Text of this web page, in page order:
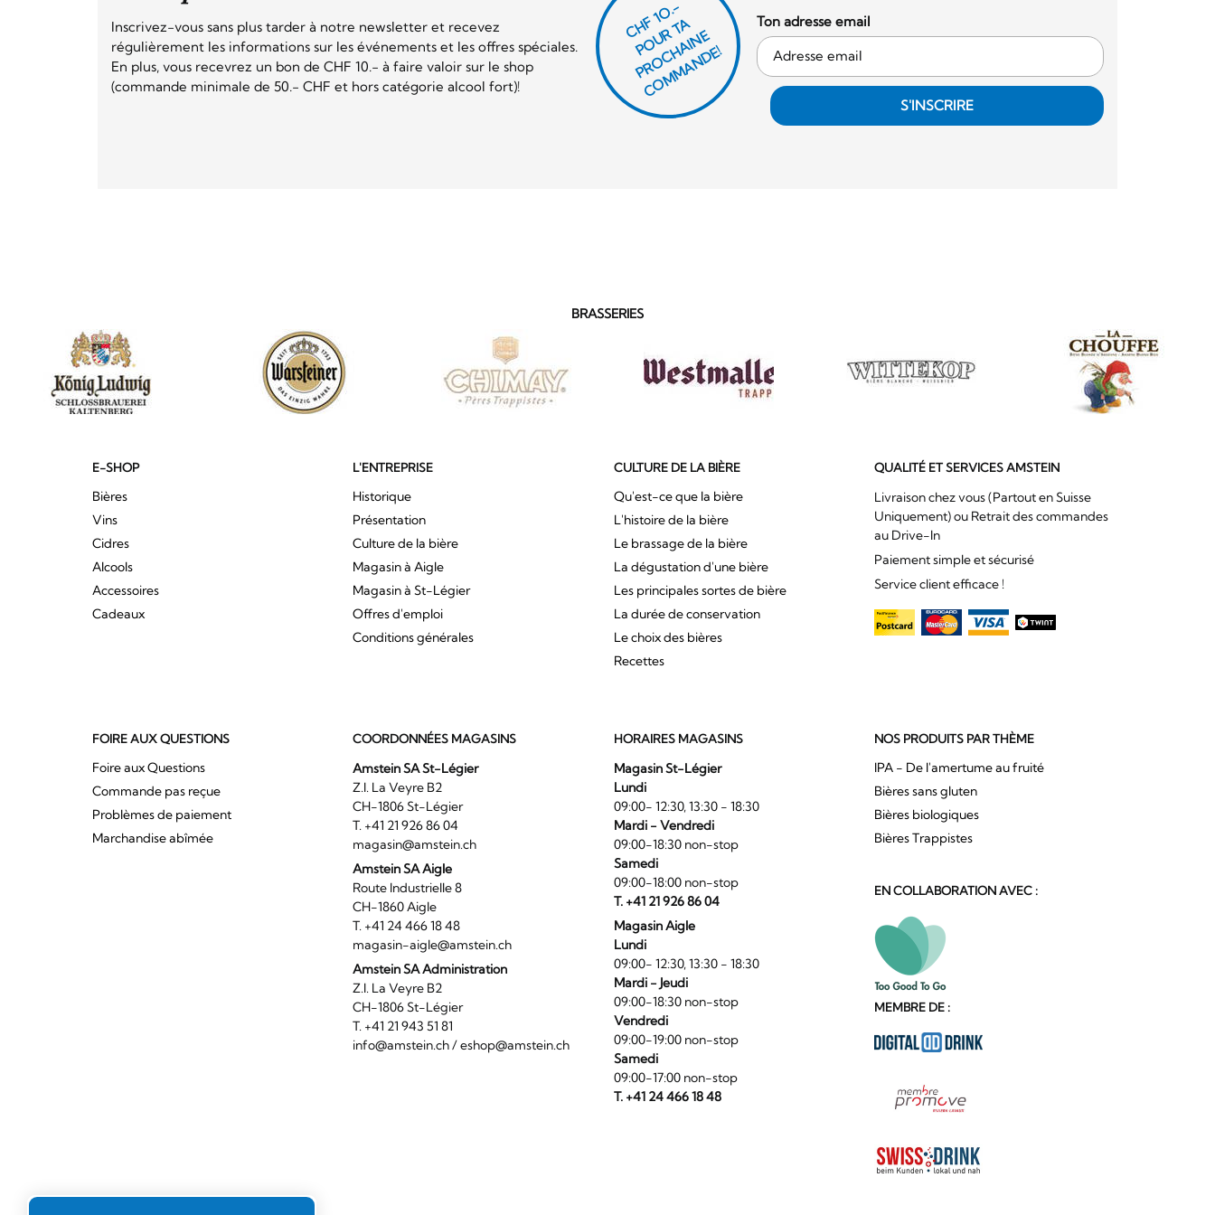
Inscrivez-vous sans plus tarder à notre newsletter et recevez
régulièrement les informations sur les événements et les offres spéciales.
En plus, vous recevrez un bon de CHF 10.- à faire valoir sur le shop
(commande minimale de 50.- CHF et hors catégorie alcool fort)!
CHF 1O.-
P
O
U
R
T
A
P
R
O
C
H
AI
N
E
C
O
M
M
A
N
D
E!
Ton adresse email
S'INSCRIRE
BRASSERIES
E-SHOP
Bières
Vins
Cidres
Alcools
Accessoires
Cadeaux
L'ENTREPRISE
Historique
Présentation
Culture de la bière
Magasin à Aigle
Magasin à St-Légier
Offres d'emploi
Conditions générales
CULTURE DE LA BIÈRE
Qu'est-ce que la bière
L'histoire de la bière
Le brassage de la bière
La dégustation d'une bière
Les principales sortes de bière
La durée de conservation
Le choix des bières
Recettes
QUALITÉ ET SERVICES AMSTEIN
Livraison chez vous (Partout en Suisse
Uniquement) ou Retrait des commandes
au Drive-In
Paiement simple et sécurisé
Service client efficace !
FOIRE AUX QUESTIONS
Foire aux Questions
Commande pas reçue
Problèmes de paiement
Marchandise abîmée
COORDONNÉES MAGASINS
Amstein SA St-Légier
Z.I. La Veyre B2
CH-1806 St-Légier
T. +41 21 926 86 04
magasin@amstein.ch
Amstein SA Aigle
Route Industrielle 8
CH-1860 Aigle
T. +41 24 466 18 48
magasin-aigle@amstein.ch
Amstein SA Administration
Z.I. La Veyre B2
CH-1806 St-Légier
T. +41 21 943 51 81
info@amstein.ch/eshop@amstein.ch
HORAIRES MAGASINS
Magasin St-Légier
Lundi
09:00- 12:30, 13:30 - 18:30
Mardi - Vendredi
09:00-18:30 non-stop
Samedi
09:00-18:00 non-stop
T. +41 21 926 86 04
Magasin Aigle
Lundi
09:00- 12:30, 13:30 - 18:30
Mardi - Jeudi
09:00-18:30 non-stop
Vendredi
09:00-19:00 non-stop
Samedi
09:00-17:00 non-stop
T. +41 24 466 18 48
NOS PRODUITS PAR THÈME
IPA - De l'amertume au fruité
Bières sans gluten
Bières biologiques
Bières Trappistes
EN COLLABORATION AVEC :
MEMBRE DE :